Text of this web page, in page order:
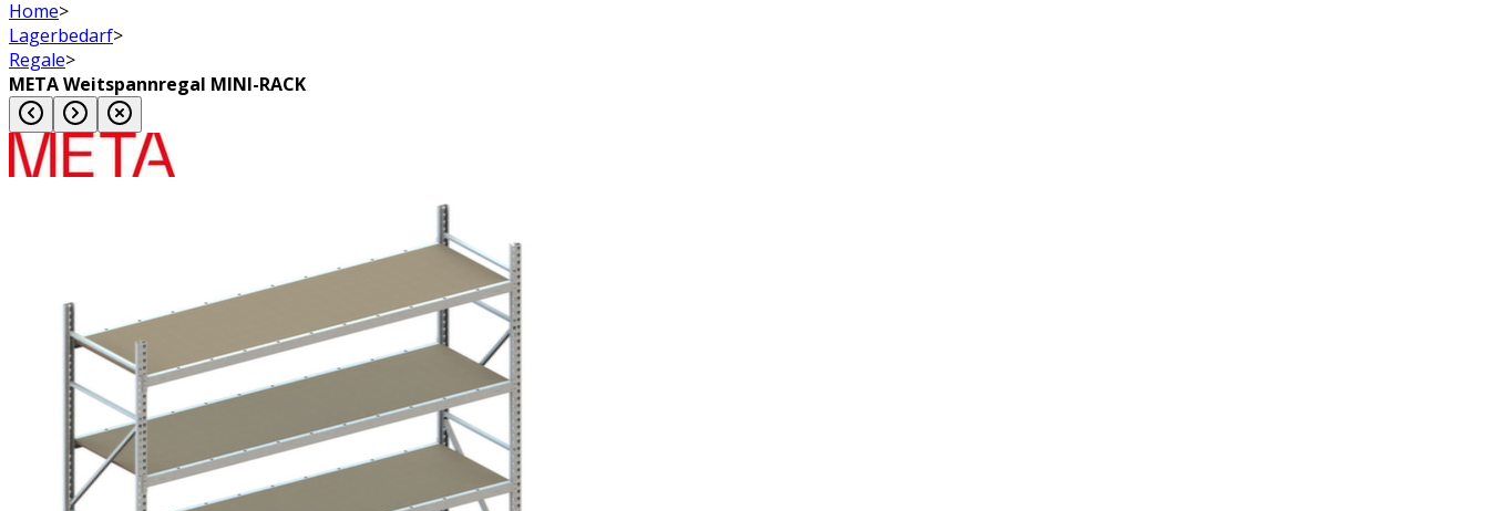
Home>
Lagerbedarf>
Regale>
META Weitspannregal MINI-RACK